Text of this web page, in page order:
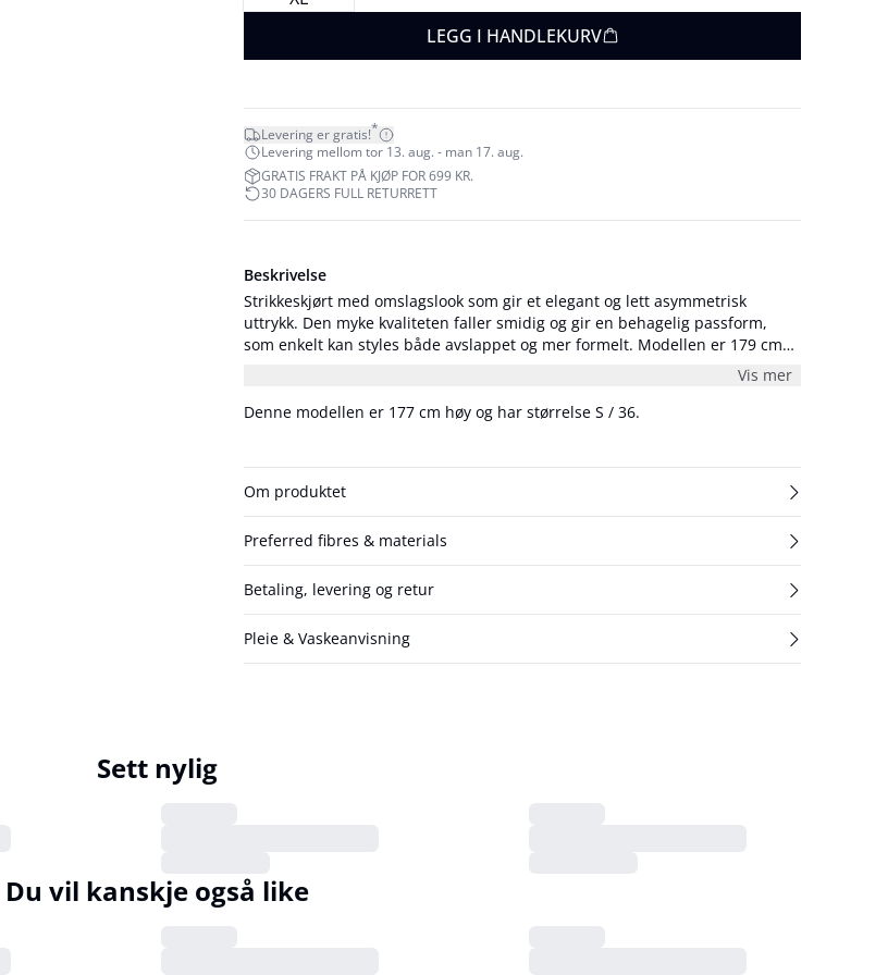
LEGG I HANDLEKURV
Levering er gratis!*
Levering mellom tor 13. aug. - man 17. aug.
GRATIS FRAKT PÅ KJØP FOR 699 KR.
30 DAGERS FULL RETURRETT
Beskrivelse
Strikkeskjørt med omslagslook som gir et elegant og lett asymmetrisk
uttrykk. Den myke kvaliteten faller smidig og gir en behagelig passform,
som enkelt kan styles både avslappet og mer formelt. Modellen er 179 cm
Vis mer
Denne modellen er 177 cm høy og har størrelse S / 36.
Om produktet
Preferred fibres & materials
Betaling, levering og retur
Pleie & Vaskeanvisning
Sett nylig
Du vil kanskje også like